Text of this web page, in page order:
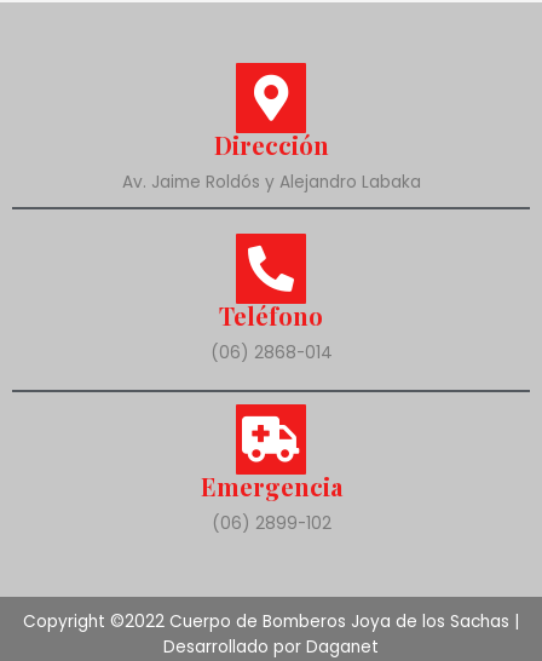
Dirección
Av. Jaime Roldós y Alejandro Labaka
Teléfono
(06) 2868-014
Emergencia
(06) 2899-102
Copyright ©2022 Cuerpo de Bomberos Joya de los Sachas |
Desarrollado por Daganet